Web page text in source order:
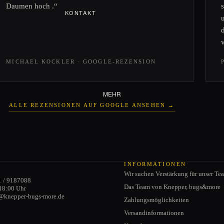
Cabrio-Türen
Cabriodichtungen
KONTAKT
JOBS
MEHR
Daumen hoch .“
MICHAEL KOCKLER · GOOGLE-REZENSION
ALLE REZENSIONEN AUF GOOGLE ANSEHEN →
/ 9187088
Uhr
bugs-more.de
INFORMATIONEN
Wir suchen Verstärkung für unser
Das Team von Knepper, bugs&more
Zahlungsmöglichkeiten
Versandinformationen